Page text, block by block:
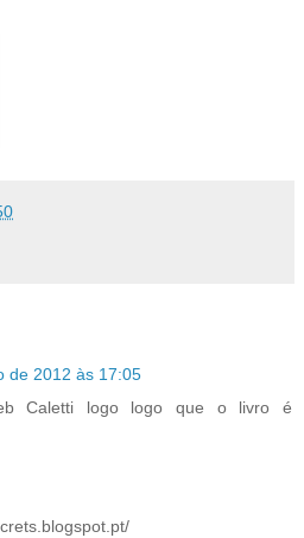
de 2012 às 17:05
Caletti logo logo que o livro é